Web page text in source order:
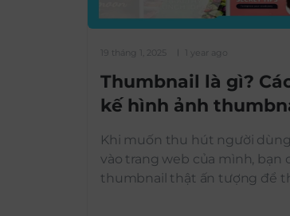
19 tháng 1, 2025 1 year ago
Thumbnail là gì?
kế hình ảnh
ý nghĩa và thu hút
Khi muốn thu hút người
vào trang web của mình, bạn
thumbnail thật ấn tượng để